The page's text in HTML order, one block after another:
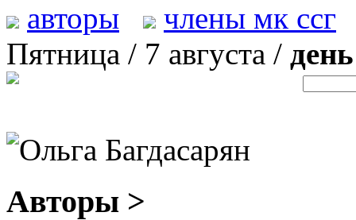
авторы
члены мк ссг
Пятница / 7 августа /
Ольга Багдасарян
Авторы >